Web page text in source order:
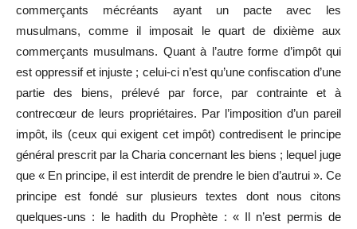
commerçants mécréants ayant un pacte avec les
musulmans, comme il imposait le quart de dixième aux
commerçants musulmans. Quant à l’autre forme d’impôt qui
est oppressif et injuste ; celui-ci n’est qu’une confiscation d’une
partie des biens, prélevé par force, par contrainte et à
contrecœur de leurs propriétaires. Par l’imposition d’un pareil
impôt, ils (ceux qui exigent cet impôt) contredisent le principe
général prescrit par la Charia concernant les biens ; lequel juge
que « En principe, il est interdit de prendre le bien d’autrui ». Ce
principe est fondé sur plusieurs textes dont nous citons
quelques-uns : le hadith du Prophète : « Il n’est permis de